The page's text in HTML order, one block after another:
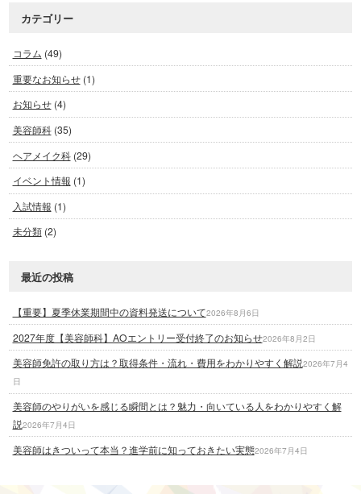
カテゴリー
コラム (49)
重要なお知らせ(1)
お知らせ(4)
美容師科(35)
ヘアメイク科(29)
イベント情報 (1)
入試情報 (1)
未分類(2)
最近の投稿
【重要】夏季休業期間中の資料発送について2026年8月6日
2027年度【美容師科】AOエントリー受付終了のお知らせ2026年8月2日
美容師免許の取り方は？取得条件・流れ・費用をわかりやすく解説2026年7月4
日
美容師のやりがいを感じる瞬間とは？魅力・向いている人をわかりやすく解
説2026年7月4日
美容師はきついって本当？進学前に知っておきたい実態2026年7月4日